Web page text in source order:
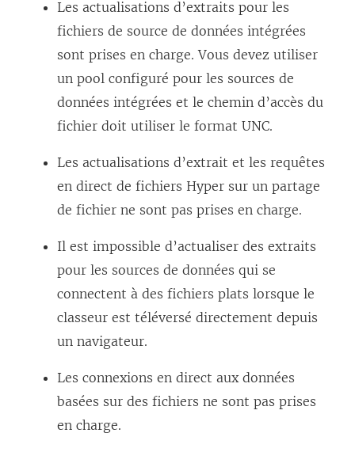
Les actualisations d’extraits pour les
fichiers de source de données intégrées
sont prises en charge. Vous devez utiliser
un pool configuré pour les sources de
données intégrées et le chemin d’accès du
fichier doit utiliser le format UNC.
Les actualisations d’extrait et les requêtes
en direct de fichiers Hyper sur un partage
de fichier ne sont pas prises en charge.
Il est impossible d’actualiser des extraits
pour les sources de données qui se
connectent à des fichiers plats lorsque le
classeur est téléversé directement depuis
un navigateur.
Les connexions en direct aux données
basées sur des fichiers ne sont pas prises
en charge.